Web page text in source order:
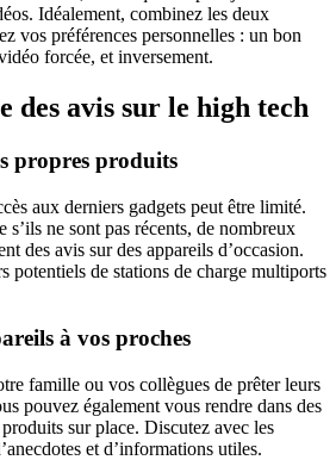
Idéalement, combinez les deux
vos préférences personnelles : un bon
forcée, et inversement.
des avis sur le high tech
propres produits
aux derniers gadgets peut être limité.
ne sont pas récents, de nombreux
des avis sur des appareils d’occasion.
potentiels de stations de charge multiports
à vos proches
famille ou vos collègues de prêter leurs
pouvez également vous rendre dans des
sur place. Discutez avec les
et d’informations utiles.